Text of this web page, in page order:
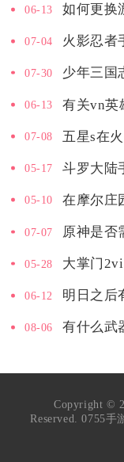
06-13 如何更换
07-04 火影忍者
07-30 少年三国
06-13 有关vn英
07-08 五星s在
05-17 斗罗大陆
05-10 在摩尔庄
07-07 原神是否
05-28 大掌门
06-12 明日之后
08-06 有什么武
Copyright ©
Reserved. 0755